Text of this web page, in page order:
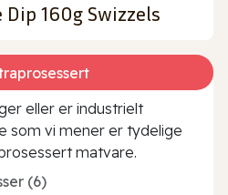
160g Swizzels
eller er industrielt
som vi mener er tydelige
matvare.
(6)